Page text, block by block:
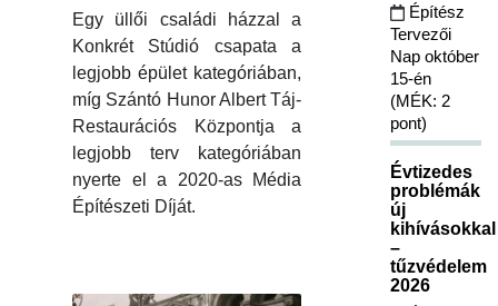
Egy üllői családi házzal a
Konkrét Stúdió csapata a
legjobb épület kategóriában,
míg Szántó Hunor Albert Táj-
Restaurációs Központja a
legjobb terv kategóriában
nyerte el a 2020-as Média
Építészeti Díját.
Építész
Tervezői
Nap október
15-én
(MÉK: 2
pont)
Évtizedes
problémák
új
kihívásokkal
–
tűzvédelem
2026